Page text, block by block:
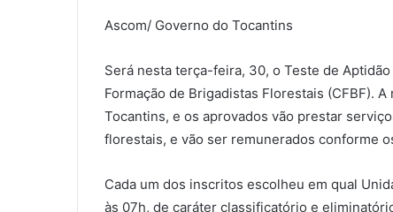
Ascom/ Governo do Tocantins
Será nesta terça-feira, 30, o Teste de
Formação de Brigadistas Florestais (CFBF).
Tocantins, e os aprovados vão prestar
florestais, e vão ser remunerados conforme
Cada um dos inscritos escolheu em qual
às 07h, de caráter classificatório e